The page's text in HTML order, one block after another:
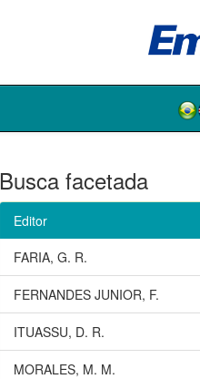
Busca facetada
Editor
FARIA, G. R.
FERNANDES JUNIOR, F.
ITUASSU, D. R.
MORALES, M. M.